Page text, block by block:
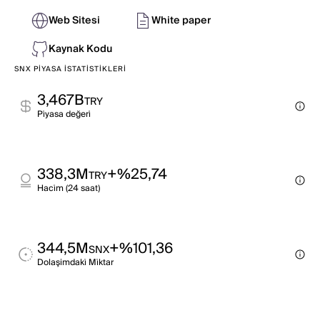
Web Sitesi
White paper
Kaynak Kodu
SNX PIYASA İSTATISTIKLERI
3,467BTRY
Pi̇yasa değeri̇
338,3MTRY+%25,74
Haci̇m (24 saat)
344,5MSNX+%101,36
Dolaşimdaki̇ Mi̇ktar